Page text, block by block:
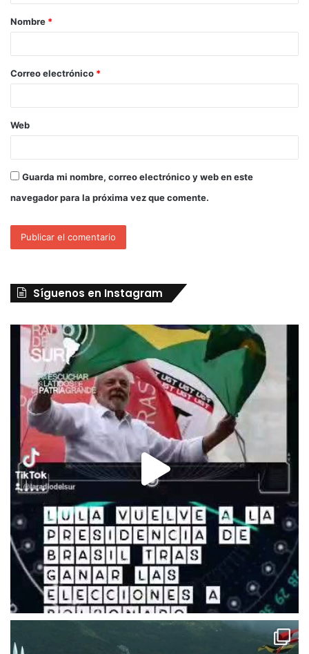
Nombre *
Correo electrónico *
Web
Guarda mi nombre, correo electrónico y web en este
navegador para la próxima vez que comente.
Síguenos en Instagram